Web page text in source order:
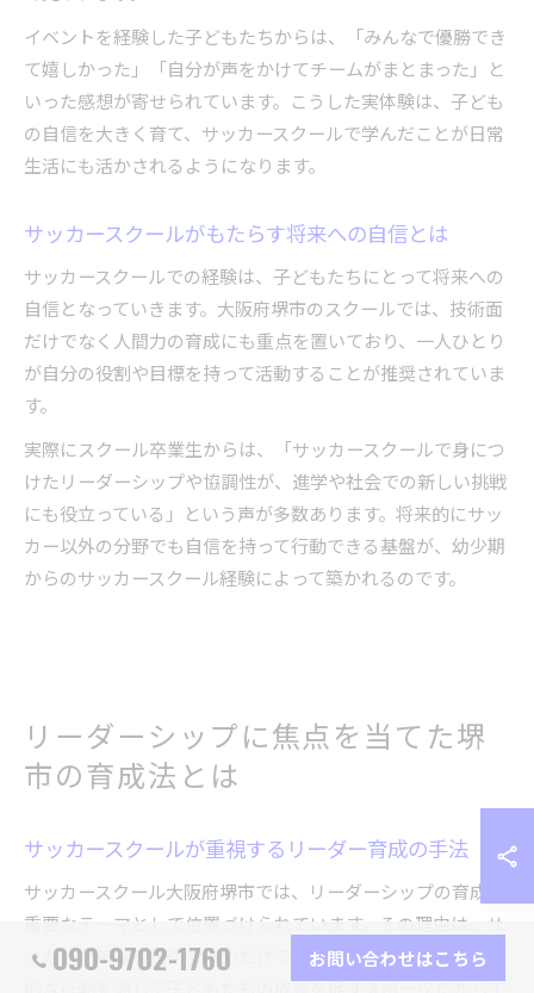
イベントを経験した子どもたちからは、「みんなで優勝でき
て嬉しかった」「自分が声をかけてチームがまとまった」と
いった感想が寄せられています。こうした実体験は、子ども
の自信を大きく育て、サッカースクールで学んだことが日常
生活にも活かされるようになります。
サッカースクールがもたらす将来への自信とは
サッカースクールでの経験は、子どもたちにとって将来への
自信となっていきます。大阪府堺市のスクールでは、技術面
だけでなく人間力の育成にも重点を置いており、一人ひとり
が自分の役割や目標を持って活動することが推奨されていま
す。
実際にスクール卒業生からは、「サッカースクールで身につ
けたリーダーシップや協調性が、進学や社会での新しい挑戦
にも役立っている」という声が多数あります。将来的にサッ
カー以外の分野でも自信を持って行動できる基盤が、幼少期
からのサッカースクール経験によって築かれるのです。
リーダーシップに焦点を当てた堺
市の育成法とは
サッカースクールが重視するリーダー育成の手法
サッカースクール大阪府堺市では、リーダーシップの育成が
重要なテーマとして位置づけられています。その理由は、サ
ッカーが単なる技術や体力だけでなく、仲間との協力や自発
的な行動を通じて子どもたちの成長を促すスポーツだからで
090-9702-1760 お問い合わせはこちら